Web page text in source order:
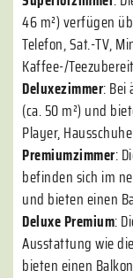
46 m²) verfügen
Telefon, Sat.-TV,
Kaffee-/
Deluxezimmer: Bei
(ca. 50 m²) und
Player,
Premiumzimmer:
befinden sich im
und bieten einen
Deluxe Premium:
Ausstattung wie
bieten einen